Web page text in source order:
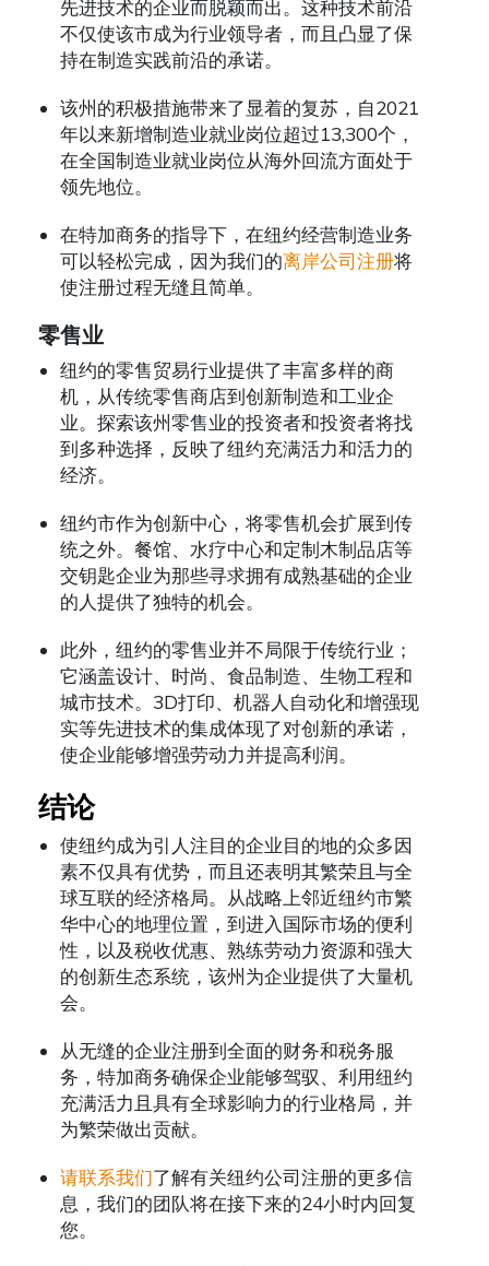
先进技术的企业而脱颖而出。这种技术前沿
不仅使该市成为行业领导者，而且凸显了保
持在制造实践前沿的承诺。
该州的积极措施带来了显着的复苏，自2021
年以来新增制造业就业岗位超过13,300个，
在全国制造业就业岗位从海外回流方面处于
领先地位。
在特加商务的指导下，在纽约经营制造业务
可以轻松完成，因为我们的离岸公司注册将
使注册过程无缝且简单。
零售业
纽约的零售贸易行业提供了丰富多样的商
机，从传统零售商店到创新制造和工业企
业。探索该州零售业的投资者和投资者将找
到多种选择，反映了纽约充满活力和活力的
经济。
纽约市作为创新中心，将零售机会扩展到传
统之外。餐馆、水疗中心和定制木制品店等
交钥匙企业为那些寻求拥有成熟基础的企业
的人提供了独特的机会。
此外，纽约的零售业并不局限于传统行业；
它涵盖设计、时尚、食品制造、生物工程和
城市技术。3D打印、机器人自动化和增强现
实等先进技术的集成体现了对创新的承诺，
使企业能够增强劳动力并提高利润。
结论
使纽约成为引人注目的企业目的地的众多因
素不仅具有优势，而且还表明其繁荣且与全
球互联的经济格局。从战略上邻近纽约市繁
华中心的地理位置，到进入国际市场的便利
性，以及税收优惠、熟练劳动力资源和强大
的创新生态系统，该州为企业提供了大量机
会。
从无缝的企业注册到全面的财务和税务服
务，特加商务确保企业能够驾驭、利用纽约
充满活力且具有全球影响力的行业格局，并
为繁荣做出贡献。
请联系我们了解有关纽约公司注册的更多信
息，我们的团队将在接下来的24小时内回复
您。